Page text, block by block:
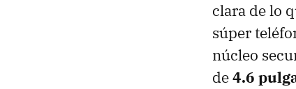
clara de lo
súper
núcleo
de4.6